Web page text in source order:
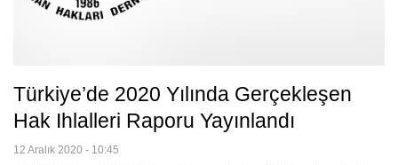
Türkiye’de 2020 Yılında Gerçekleşen
Hak Ihlalleri Raporu Yayınlandı
12 Aralık 2020 - 10:45